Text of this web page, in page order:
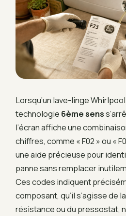
Lorsqu’un lave-linge
technologie 6ème sens
l’écran affiche une
chiffres, comme « F02 » ou «
une aide précieuse pour
panne sans remplacer
Ces codes indiquent
composant, qu’il s’agisse de
résistance ou du pressostat,